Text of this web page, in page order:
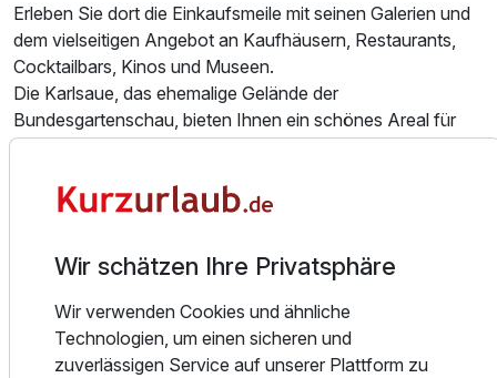
Einzelzimmer Basis
1 Erwachsenen und 1 Kind
Erleben Sie dort die Einkaufsmeile mit seinen Galerien und
dem vielseitigen Angebot an Kaufhäusern, Restaurants,
Cocktailbars, Kinos und Museen.
Die Karlsaue, das ehemalige Gelände der
Bundesgartenschau, bieten Ihnen ein schönes Areal für
einen ausgiebigen Spaziergang.
Tipp für Wanderer: Erleben Sie den größten
Wilhelmshöhe, welches die permanente Ausstellung "Alter
Meister" beherbergt. Betrachten Sie den Herkules, das
Wahrzeichen Kassels vom Park oder fahren Sie direkt zu
diesem Monument und genießen Sie die Aussicht auf
Kassel und die Löwenburg beim Durchlaufen des Bergpark.
Wir schätzen Ihre Privatsphäre
Wir verwenden Cookies und ähnliche
Technologien, um einen sicheren und
zuverlässigen Service auf unserer Plattform zu